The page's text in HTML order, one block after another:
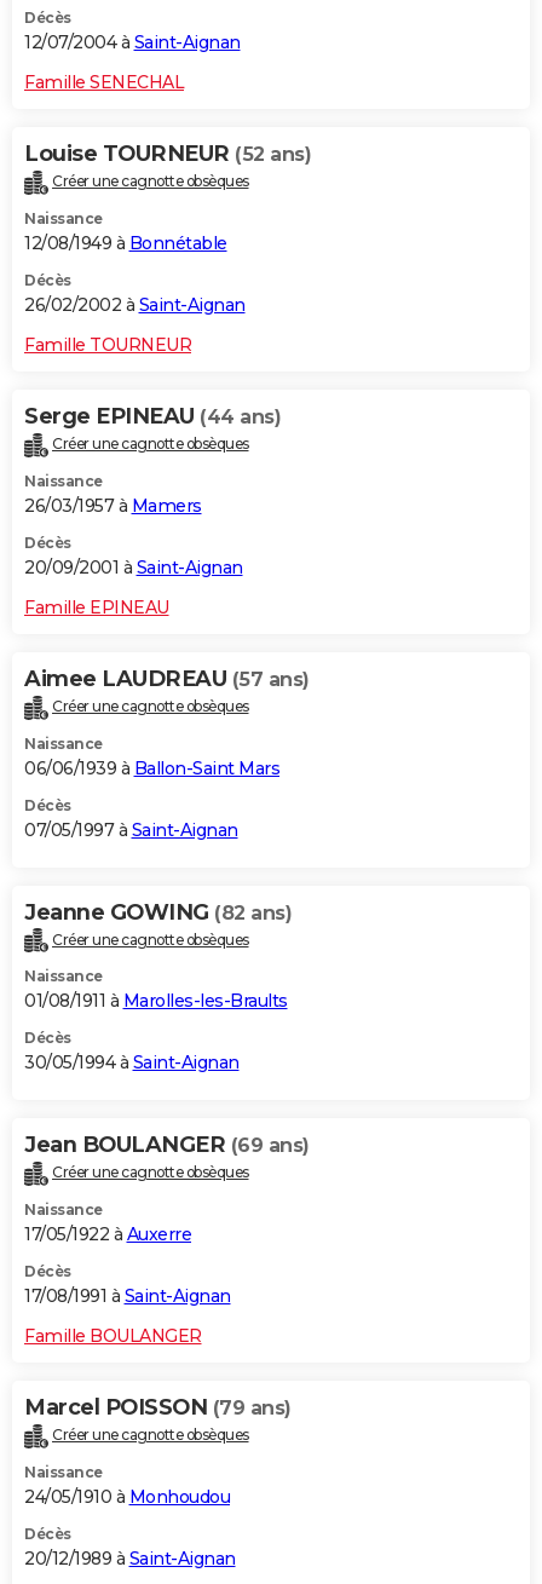
Décès
12/07/2004 à Saint-Aignan
Famille SENECHAL
Louise TOURNEUR (52 ans)
Créer une cagnotte obsèques
Naissance
12/08/1949 à Bonnétable
Décès
26/02/2002 à Saint-Aignan
Famille TOURNEUR
Serge EPINEAU (44 ans)
Créer une cagnotte obsèques
Naissance
26/03/1957 à Mamers
Décès
20/09/2001 à Saint-Aignan
Famille EPINEAU
Aimee LAUDREAU (57 ans)
Créer une cagnotte obsèques
Naissance
06/06/1939 à Ballon-Saint Mars
Décès
07/05/1997 à Saint-Aignan
Jeanne GOWING (82 ans)
Créer une cagnotte obsèques
Naissance
01/08/1911 à Marolles-les-Braults
Décès
30/05/1994 à Saint-Aignan
Jean BOULANGER (69 ans)
Créer une cagnotte obsèques
Naissance
17/05/1922 à Auxerre
Décès
17/08/1991 à Saint-Aignan
Famille BOULANGER
Marcel POISSON (79 ans)
Créer une cagnotte obsèques
Naissance
24/05/1910 à Monhoudou
Décès
20/12/1989 à Saint-Aignan